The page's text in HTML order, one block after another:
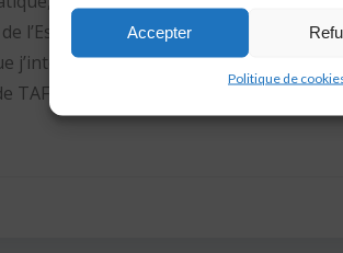
Accepter
Politique de
l’Est, j’ai eu l’opportunité de revenir
j’intègrerai en fin d’année. Le choix
TAF pour y réaliser sa formation !